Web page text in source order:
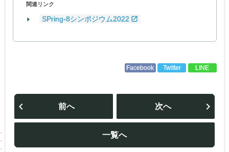
関連リンク
SPring-8シンポジウム2022
Facebook Twitter LINE
投
ビ
ー
シ
ョ
前へ
一覧へ
次へ